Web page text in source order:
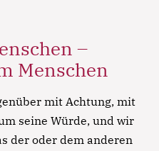
–
Menschen
mit Achtung, mit
seine Würde, und wir
der oder dem anderen